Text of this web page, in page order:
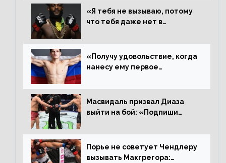
«Я тебя не вызываю, потому
что тебя даже нет в
пауза», сообщает Стерлинг
ответил Сехудо
«Получу удовольствие, когда
нанесу ему первое
Иге – про бой с Евлоевым
Масвидаль призвал Диаза
выйти на бой: «Подпиши
повторим»
Порье не советует Чендлеру
вызывать Макгрегора: